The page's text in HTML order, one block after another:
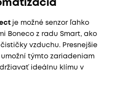
je možné senzor ľahko
Boneco z radu Smart, ako
vzduchu. Presnejšie
týmto zariadeniam
ideálnu klímu v